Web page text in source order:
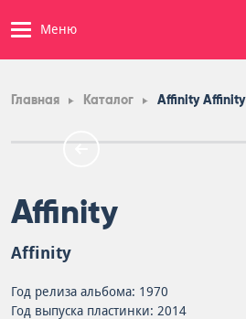
Меню
Главная Каталог Affinity Affinity
Affinity
Affinity
Год релиза альбома: 1970
Год выпуска пластинки: 2014